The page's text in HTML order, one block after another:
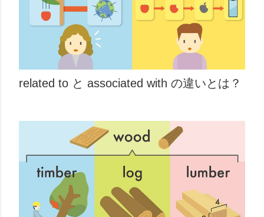
related to と associated with の違いとは？